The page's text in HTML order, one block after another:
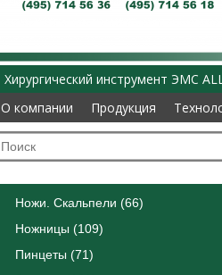
Хирургический инструмент ЭМС
О компании
Продукция
О компании
Продукция
Ножи. Скальпели (66)
Ножницы (109)
Пинцеты (71)